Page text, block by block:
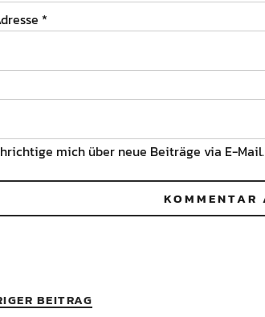
*
mich über neue Beiträge via E-Mail.
BEITRAG